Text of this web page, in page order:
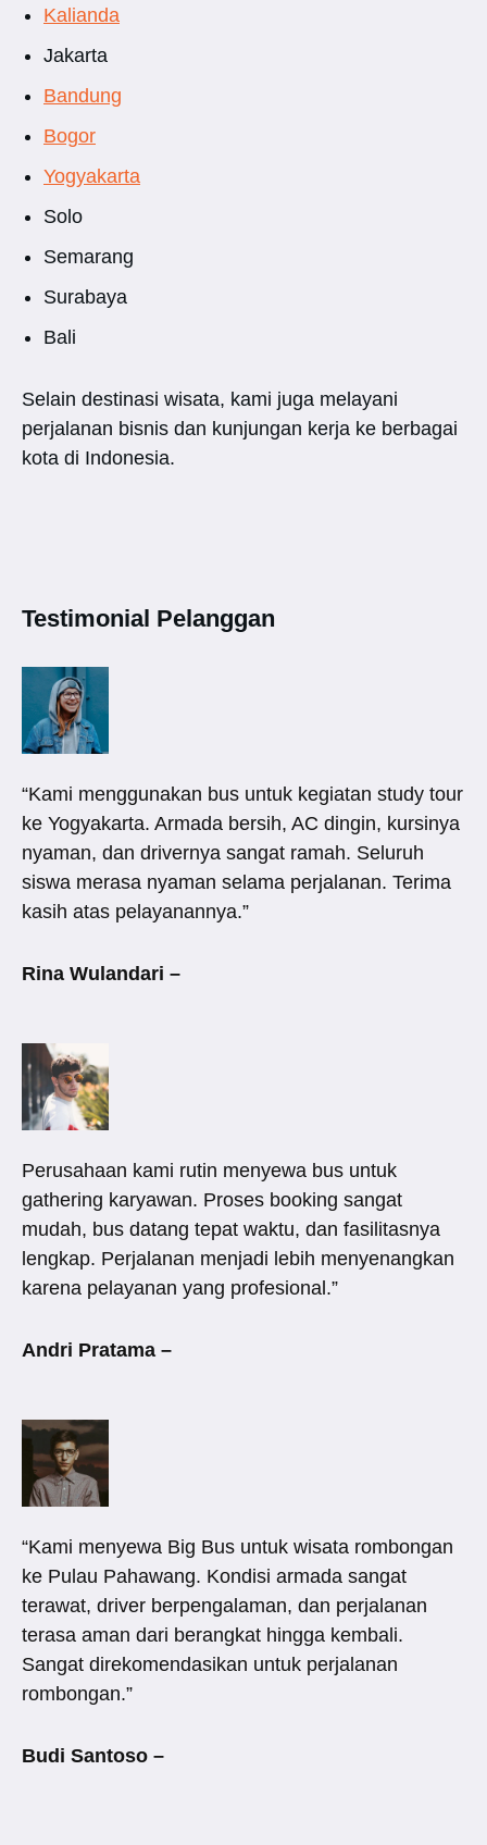
Kalianda
Jakarta
Bandung
Bogor
Yogyakarta
Solo
Semarang
Surabaya
Bali
Selain destinasi wisata, kami juga melayani
perjalanan bisnis dan kunjungan kerja ke berbagai
kota di Indonesia.
Testimonial Pelanggan
“Kami menggunakan bus untuk kegiatan study tour
ke Yogyakarta. Armada bersih, AC dingin, kursinya
nyaman, dan drivernya sangat ramah. Seluruh
siswa merasa nyaman selama perjalanan. Terima
kasih atas pelayanannya.”
Rina Wulandari –
Perusahaan kami rutin menyewa bus untuk
gathering karyawan. Proses booking sangat
mudah, bus datang tepat waktu, dan fasilitasnya
lengkap. Perjalanan menjadi lebih menyenangkan
karena pelayanan yang profesional.”
Andri Pratama –
“Kami menyewa Big Bus untuk wisata rombongan
ke Pulau Pahawang. Kondisi armada sangat
terawat, driver berpengalaman, dan perjalanan
terasa aman dari berangkat hingga kembali.
Sangat direkomendasikan untuk perjalanan
rombongan.”
Budi Santoso –